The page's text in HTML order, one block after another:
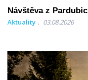
Návštěva z Pardubic
Aktuality 03.08.2026